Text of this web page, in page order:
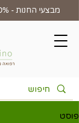
מבצעי החנות - 10% הנחה על 5 מוצרים ומעלה
פוסט